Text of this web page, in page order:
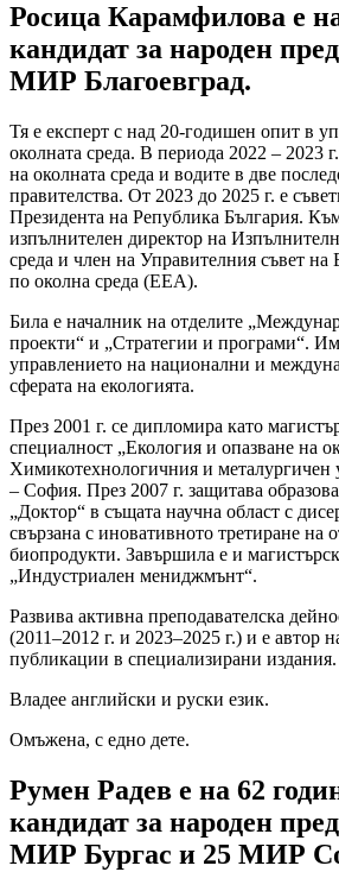
Росица Карамфилова е
кандидат за народен
МИР Благоевград.
Тя е експерт с над 20-годишен опит в
околната среда. В периода 2022 – 2023
на околната среда и водите в две
правителства. От 2023 до 2025 г. е
Президента на Република България.
изпълнителен директор на
среда и член на Управителния съвет на
по околна среда (EEA).
Била е началник на отделите
проекти“ и „Стратегии и програми“.
управлението на национални и
сферата на екологията.
През 2001 г. се дипломира като
специалност „Екология и опазване на
Химикотехнологичния и
– София. През 2007 г. защитава
„Доктор“ в същата научна област с
свързана с иновативното третиране на
биопродукти. Завършила е и
„Индустриален мениджмънт“.
Развива активна преподавателска
(2011–2012 г. и 2023–2025 г.) и е автор
публикации в специализирани издания.
Владее английски и руски език.
Омъжена, с едно дете.
Румен Радев е на 62
кандидат за народен
МИР Бургас и 25 МИР